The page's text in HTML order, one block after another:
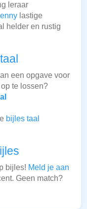
leraar
lastige
helder en rustig
een opgave voor
te lossen?
bijles taal
bijles! Meld je aan
Geen match?